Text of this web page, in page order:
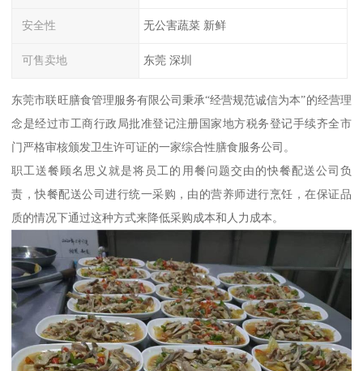
安全性 无公害蔬菜 新鲜
可售卖地 东莞 深圳
东莞市联旺膳食管理服务有限公司秉承“经营规范诚信为本”的经营理
念是经过市工商行政局批准登记注册国家地方税务登记手续齐全市
门严格审核颁发卫生许可证的一家综合性膳食服务公司。
职工送餐顾名思义就是将员工的用餐问题交由的快餐配送公司负
责，快餐配送公司进行统一采购，由的营养师进行烹饪，在保证品
质的情况下通过这种方式来降低采购成本和人力成本。